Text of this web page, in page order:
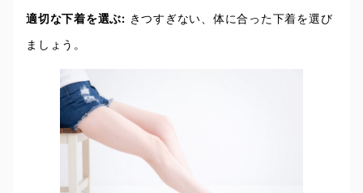
適切な下着を選ぶ: きつすぎない、体に合った下着を選び
ましょう。